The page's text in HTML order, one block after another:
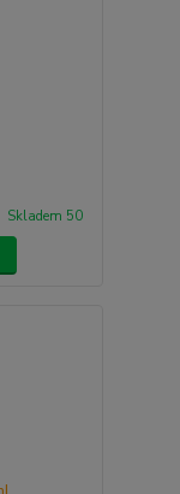
Skladem 50